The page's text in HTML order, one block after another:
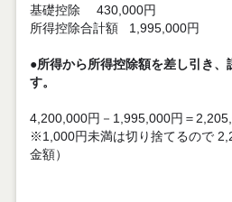
基礎控除 430,000円
所得控除合計額 1,995,000円
●所得から所得控除額を差し引き、
す。
4,200,000円－1,995,000円＝
※1,000円未満は切り捨てるので
金額）